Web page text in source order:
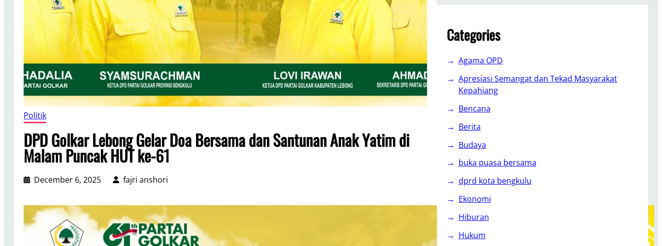
Politik
DPD Golkar Lebong Gelar Doa Bersama dan Santunan Anak Yatim di
Malam Puncak HUT ke-61
December 6, 2025 fajri anshori
Categories
Agama OPD
Apresiasi Semangat dan Tekad Masyarakat
Kepahiang
Bencana
Berita
Budaya
buka puasa bersama
dprd kota bengkulu
Ekonomi
Hiburan
Hukum